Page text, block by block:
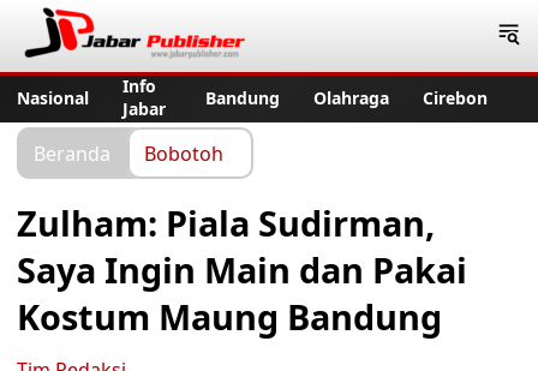
Nasional
Info
Jabar
Bandung Olahraga Cirebon
Beranda Bobotoh
Zulham: Piala Sudirman,
Saya Ingin Main dan Pakai
Kostum Maung Bandung